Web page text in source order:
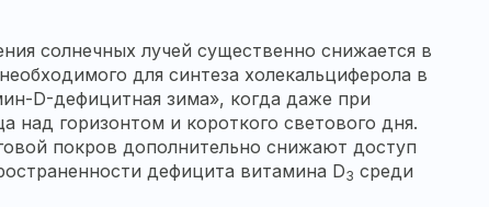
солнечных лучей существенно снижается в
для синтеза холекальциферола в
D-дефицитная зима», когда даже при
над горизонтом и короткого светового дня.
покров дополнительно снижают доступ
дефицита витамина D3 среди